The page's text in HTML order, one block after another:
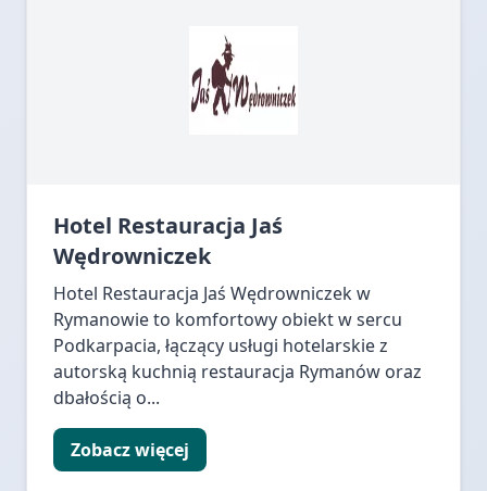
Hotel Restauracja Jaś
Wędrowniczek
Hotel Restauracja Jaś Wędrowniczek w
Rymanowie to komfortowy obiekt w sercu
Podkarpacia, łączący usługi hotelarskie z
autorską kuchnią restauracja Rymanów oraz
dbałością o...
Zobacz więcej